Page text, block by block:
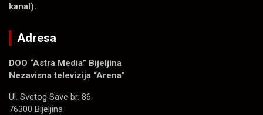
kanal).
Adresa
DOO “Astra Media” Bijeljina
Nezavisna televizija “Arena”
Ul. Svetog Save br. 86.
76300 Bijeljina